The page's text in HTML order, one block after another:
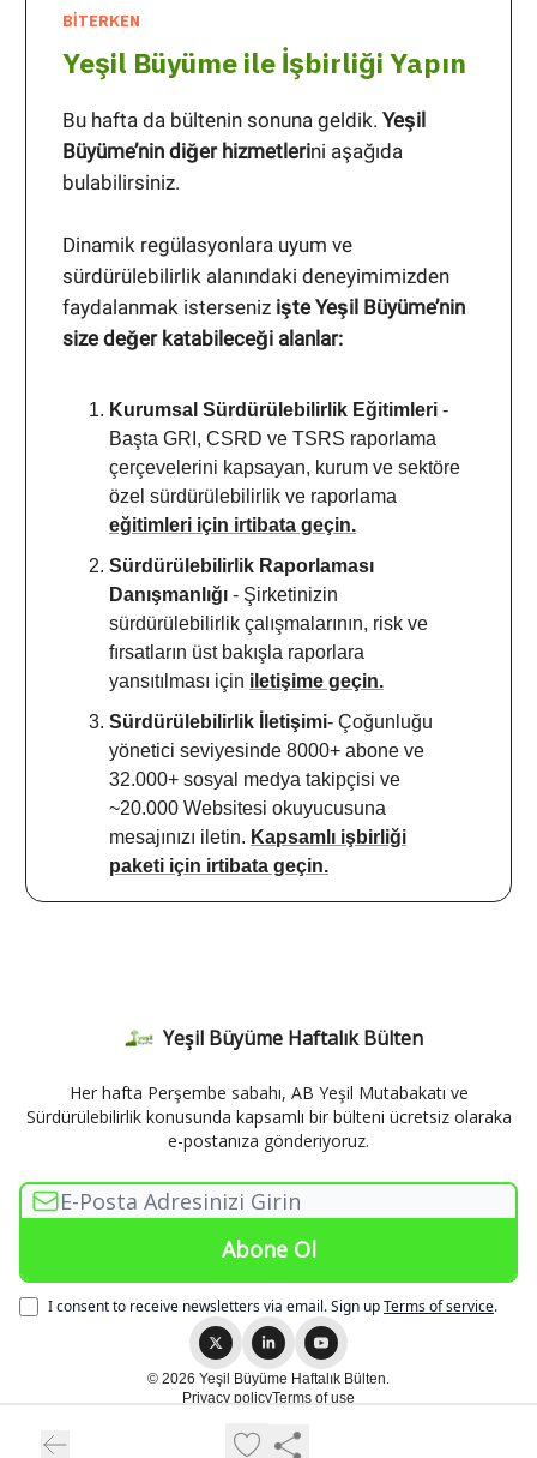
BİTERKEN
Yeşil Büyüme ile İşbirliği Yapın
Bu hafta da bültenin sonuna geldik. Yeşil
Büyüme’nin diğer hizmetlerini aşağıda
bulabilirsiniz.
Dinamik regülasyonlara uyum ve
sürdürülebilirlik alanındaki deneyimimizden
faydalanmak isterseniz işte Yeşil Büyüme’nin
size değer katabileceği alanlar:
Kurumsal Sürdürülebilirlik Eğitimleri -
Başta GRI, CSRD ve TSRS raporlama
çerçevelerini kapsayan, kurum ve sektöre
özel sürdürülebilirlik ve raporlama
eğitimleri için irtibata geçin.
Sürdürülebilirlik Raporlaması
Danışmanlığı - Şirketinizin
sürdürülebilirlik çalışmalarının, risk ve
fırsatların üst bakışla raporlara
yansıtılması için iletişime geçin.
Sürdürülebilirlik İletişimi- Çoğunluğu
yönetici seviyesinde 8000+ abone ve
32.000+ sosyal medya takipçisi ve
~20.000 Websitesi okuyucusuna
mesajınızı iletin. Kapsamlı işbirliği
paketi için irtibata geçin.
Yeşil Büyüme Haftalık Bülten
Her hafta Perşembe sabahı, AB Yeşil Mutabakatı ve
Sürdürülebilirlik konusunda kapsamlı bir bülteni ücretsiz olaraka
e-postanıza gönderiyoruz.
I consent to receive newsletters via email.Sign upTerms of service.
© 2026 Yeşil Büyüme Haftalık Bülten.
Privacy policyTerms of use
Powered by beehiiv